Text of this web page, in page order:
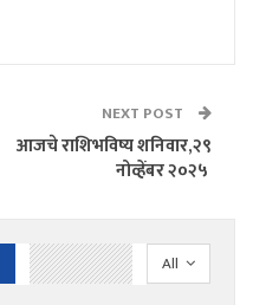
NEXT POST
आजचे राशिभविष्य शनिवार,२९
नोव्हेंबर २०२५
All